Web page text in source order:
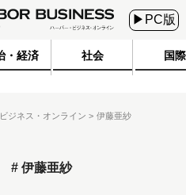
▶PC版
・経済 社会 国際
ジネス・オンライン 伊藤亜紗
伊藤亜紗